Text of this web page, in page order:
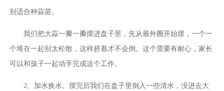
别适合种蒜苗。
我们把大蒜一瓣一瓣摆进盘子里，先从最外圈开始摆，一个一
个堆在一起别太松散，这样挤着才不会倒。这个需要有耐心，家长
可以和孩子一起动手完成这个工作。
2、加水换水。摆完后我们在盘子里倒入一些清水，没进去大